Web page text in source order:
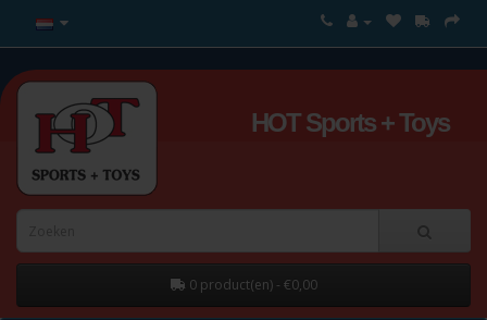
HOT Sports + Toys
0 product(en) - €0,00